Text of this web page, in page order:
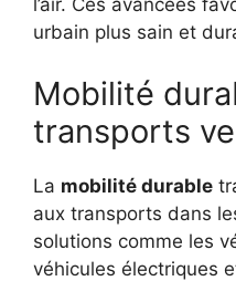
l’air. Ces avancées
urbain plus sain et
Mobilité
transports
La mobilité durable
aux transports dans
solutions comme les
véhicules électriques